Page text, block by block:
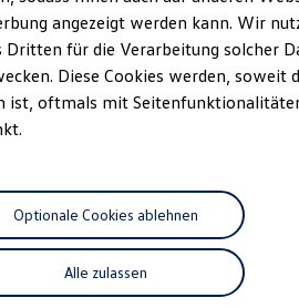
6
Versionen und Updates
zu Ihrem ID.
R Experience
visit
des neuen
17.07.2026
angezeigt werden kann. Wir
Dritten für die Verarbeitung solcher
Diese Cookies werden, soweit
ist, oftmals mit
Alle zulassen
Optionale Cookies ablehnen